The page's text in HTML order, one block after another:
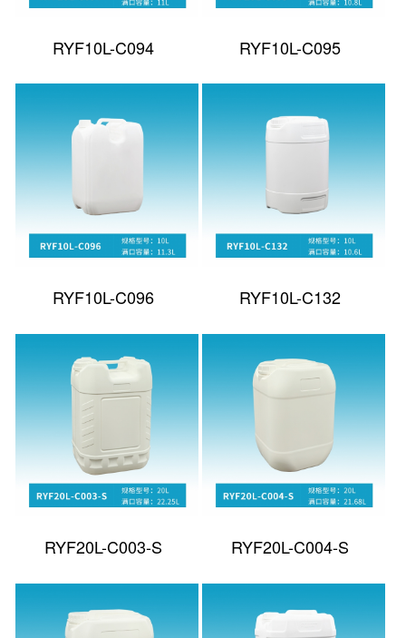
RYF10L-C094 RYF10L-C095
RYF10L-C096 RYF10L-C132
RYF20L-C003-S RYF20L-C004-S